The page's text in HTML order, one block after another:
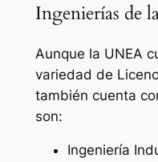
Ingenierías de
Aunque la UNEA
variedad de
también cuenta
son:
Ingeniería